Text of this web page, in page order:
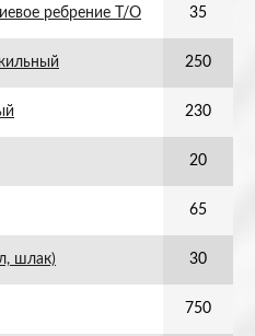
ребрение Т/О 35
250
230
20
65
шлак) 30
750